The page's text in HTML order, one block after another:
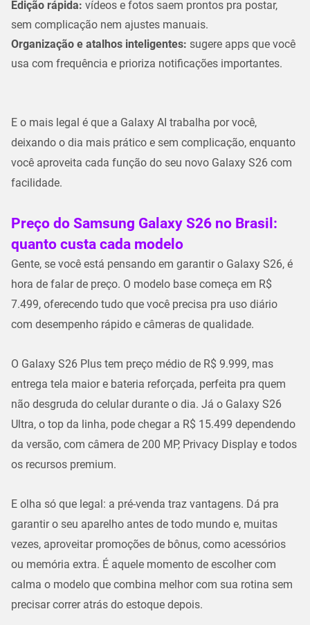
Edição rápida: vídeos e fotos saem prontos pra postar,
sem complicação nem ajustes manuais.
Organização e atalhos inteligentes: sugere apps que você
usa com frequência e prioriza notificações importantes.
E o mais legal é que a Galaxy AI trabalha por você,
deixando o dia mais prático e sem complicação, enquanto
você aproveita cada função do seu novo Galaxy S26 com
facilidade.
Preço do Samsung Galaxy S26 no Brasil:
quanto custa cada modelo
Gente, se você está pensando em garantir o Galaxy S26, é
hora de falar de preço. O modelo base começa em R$
7.499, oferecendo tudo que você precisa pra uso diário
com desempenho rápido e câmeras de qualidade.
O Galaxy S26 Plus tem preço médio de R$ 9.999, mas
entrega tela maior e bateria reforçada, perfeita pra quem
não desgruda do celular durante o dia. Já o Galaxy S26
Ultra, o top da linha, pode chegar a R$ 15.499 dependendo
da versão, com câmera de 200 MP, Privacy Display e todos
os recursos premium.
E olha só que legal: a pré-venda traz vantagens. Dá pra
garantir o seu aparelho antes de todo mundo e, muitas
vezes, aproveitar promoções de bônus, como acessórios
ou memória extra. É aquele momento de escolher com
calma o modelo que combina melhor com sua rotina sem
precisar correr atrás do estoque depois.